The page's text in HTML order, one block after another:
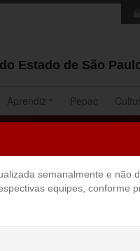
Estado de São
Aprendiz Pepac
Edição do Pepac
semanalmente e não
equipes, conforme